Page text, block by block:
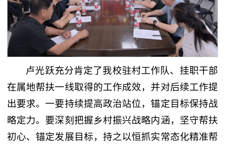
卢光跃充分肯定了我校驻村工作队、挂职干部
在属地帮扶一线取得的工作成效，并对后续工作提
出要求。一要持续提高政治站位，锚定目标保持战
略定力。要深刻把握乡村振兴战略内涵，坚守帮扶
初心、锚定发展目标，持之以恒抓实常态化精准帮